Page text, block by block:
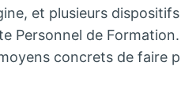
et plusieurs
Personnel de
concrets de faire